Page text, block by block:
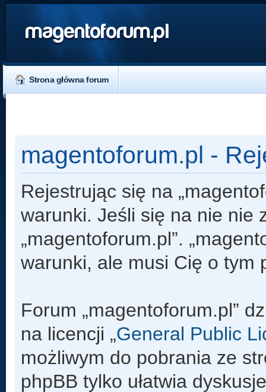
magentoforum.pl
Strona główna forum
magentoforum.pl -
Rejestrując się na
warunki. Jeśli się na nie nie
„magentoforum.pl”.
warunki, ale musi Cię o tym
Forum „magentoforum.pl”
na licencji „General Public
możliwym do pobrania ze
phpBB tylko ułatwia